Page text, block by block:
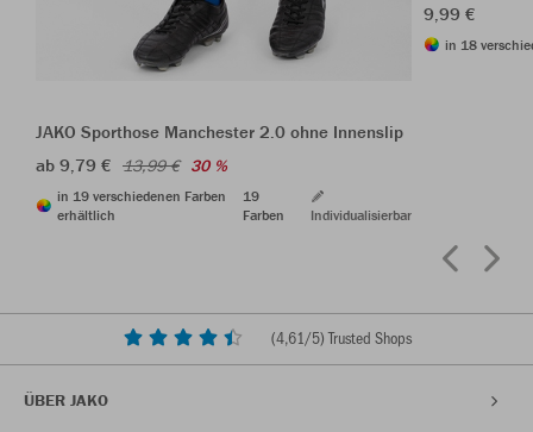
JAKO Sporthose Manchester 2.0 ohne Innenslip
ab 9,79 € 13,99 € 30 %
in 19 verschiedenen Farben
erhältlich
19
Farben
Individualisierbar
9,99 €
in 18
(4,61/5) Trusted Shops
ÜBER JAKO